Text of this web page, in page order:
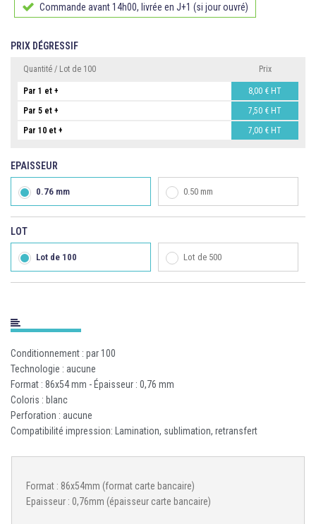
Commande avant 14h00, livrée en J+1 (si jour ouvré)
PRIX DÉGRESSIF
Quantité / Lot de 100 Prix
Par 1 et + 8,00 € HT
Par 5 et +
7,50 € HT
Par 10 et +
7,00 € HT
EPAISSEUR
0.76 mm 0.50 mm
LOT
Lot de 100 Lot de 500
Conditionnement : par 100
Technologie : aucune
Format : 86x54 mm - Épaisseur : 0,76 mm
Coloris : blanc
Perforation : aucune
Compatibilité impression: Lamination, sublimation, retransfert
Format : 86x54mm (format carte bancaire)
Epaisseur : 0,76mm (épaisseur carte bancaire)